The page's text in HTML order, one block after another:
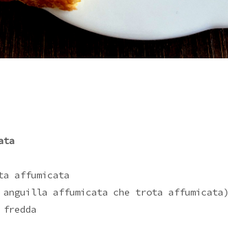
affumicata
affumicata che trota affumicata)